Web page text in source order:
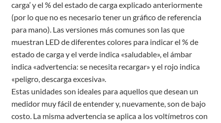
carga’ y el % del estado de carga explicado anteriormente
(por lo que no es necesario tener un gráfico de referencia
para mano). Las versiones más comunes son las que
muestran LED de diferentes colores para indicar el % de
estado de carga y el verde indica «saludable», el ámbar
indica «advertencia: se necesita recargar» y el rojo indica
«peligro, descarga excesiva».
Estas unidades son ideales para aquellos que desean un
medidor muy fácil de entender y, nuevamente, son de bajo
costo. La misma advertencia se aplica a los voltímetros con